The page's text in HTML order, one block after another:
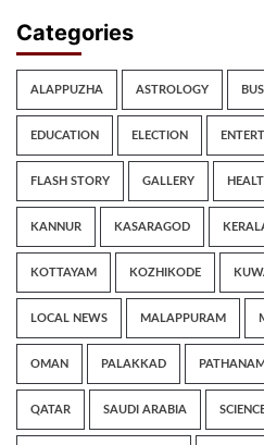
Categories
ALAPPUZHA ASTROLOGY
EDUCATION ELECTION
FLASH STORY GALLERY
KANNUR KASARAGOD
KOTTAYAM KOZHIKODE
LOCAL NEWS MALAPPURAM
OMAN PALAKKAD
QATAR SAUDI ARABIA